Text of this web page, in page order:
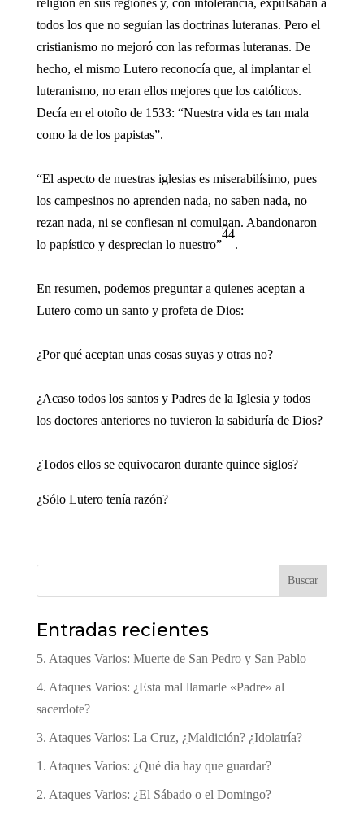
todos los que no seguían las doctrinas luteranas. Pero el
cristianismo no mejoró con las reformas luteranas. De
hecho, el mismo Lutero reconocía que, al implantar el
luteranismo, no eran ellos mejores que los católicos.
Decía en el otoño de 1533: “Nuestra vida es tan mala
como la de los papistas”.
“El aspecto de nuestras iglesias es miserabilísimo, pues
los campesinos no aprenden nada, no saben nada, no
rezan nada, ni se confiesan ni comulgan. Abandonaron
lo papístico y desprecian lo nuestro”
44
.
En resumen, podemos preguntar a quienes aceptan a
Lutero como un santo y profeta de Dios:
¿Por qué aceptan unas cosas suyas y otras no?
¿Acaso todos los santos y Padres de la Iglesia y todos
los doctores anteriores no tuvieron la sabiduría de Dios?
¿Todos ellos se equivocaron durante quince siglos?
¿Sólo Lutero tenía razón?
Buscar
Entradas recientes
5. Ataques Varios: Muerte de San Pedro y San Pablo
4. Ataques Varios: ¿Esta mal llamarle «Padre» al
sacerdote?
3. Ataques Varios: La Cruz, ¿Maldición? ¿Idolatría?
1. Ataques Varios: ¿Qué dia hay que guardar?
2. Ataques Varios: ¿El Sábado o el Domingo?